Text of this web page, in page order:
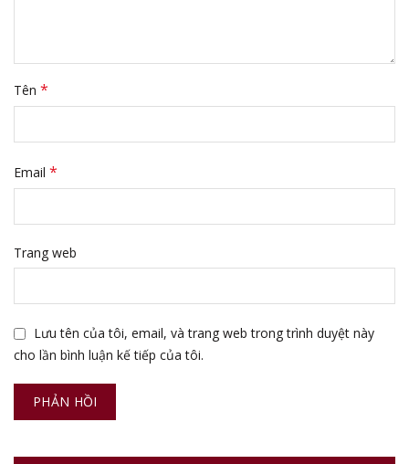
Tên *
Email *
Trang web
Lưu tên của tôi, email, và trang web trong trình duyệt này
cho lần bình luận kế tiếp của tôi.